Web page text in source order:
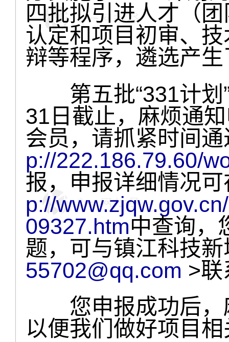
四批拟引进人才（
认定和项目初审、
辩等程序，遴选产
第五批“331计划”
31日截止，麻烦通
会员，请抓紧时间
p://222.186.79.60/
报，申报详细情况
p://
09327.htm中查询，
题，可与镇江科技
55702@qq.com >
您申报成功后，
以便我们做好项目